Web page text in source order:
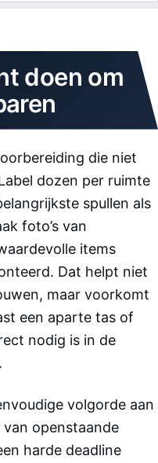
doen om
die niet
dozen per ruimte
spullen als
foto’s van
items
Dat helpt niet
maar voorkomt
een aparte tas of
nodig is in de
volgorde aan
openstaande
harde deadline